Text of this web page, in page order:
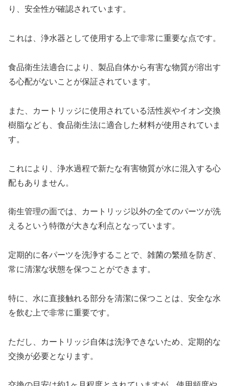
り、安全性が確認されています。
これは、浄水器として使用する上で非常に重要な点です。
食品衛生法適合により、製品自体から有害な物質が溶出す
る心配がないことが保証されています。
また、カートリッジに使用されている活性炭やイオン交換
樹脂なども、食品衛生法に適合した材料が使用されていま
す。
これにより、浄水過程で新たな有害物質が水に混入する心
配もありません。
衛生管理の面では、カートリッジ以外の全てのパーツが洗
えるという特徴が大きな利点となっています。
定期的に各パーツを洗浄することで、雑菌の繁殖を防ぎ、
常に清潔な状態を保つことができます。
特に、水に直接触れる部分を清潔に保つことは、安全な水
を飲む上で非常に重要です。
ただし、カートリッジ自体は洗浄できないため、定期的な
交換が必要となります。